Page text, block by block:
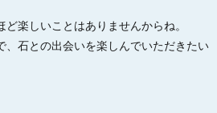
楽しいことはありませんからね。
、石との出会いを楽しんでいただきたい